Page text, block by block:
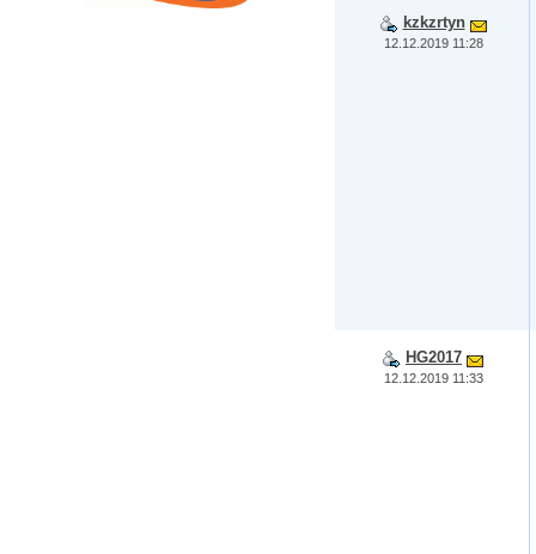
kzkzrtyn
12.12.2019 11:28
HG2017
12.12.2019 11:33